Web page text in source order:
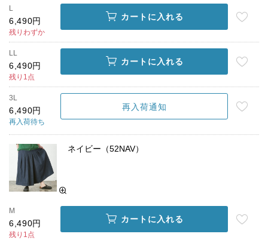
L
6,490円
残りわずか
カートに入れる
LL
6,490円
残り1点
カートに入れる
3L
6,490円
再入荷待ち
再入荷通知
ネイビー（52NAV）
M
6,490円
残り1点
カートに入れる